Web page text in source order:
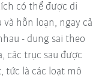
có thể được di
hỗn loạn, ngay cả
- dung sai theo
các trục sau được
tức là các loạt mô